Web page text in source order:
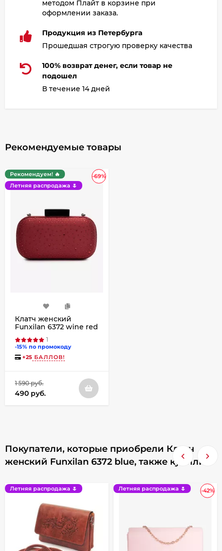
методом Плайт в корзине при
оформлении заказа.
Продукция из Петербурга
Прошедшая строгую проверку качества
100% возврат денег, если товар не
подошел
В течение 14 дней
Рекомендуемые товары
-69%
Рекомендуем! 🔥
Летняя распродажа 🌷
Клатч женский
Funxilan 6372 wine red
1
-15% по промокоду
+25 БАЛЛОВ!
1 590 руб.
490 руб.
Покупатели, которые приобрели Клатч
женский Funxilan 6372 blue, также купили
Летняя распродажа 🌷 -42%
Летняя распродажа 🌷